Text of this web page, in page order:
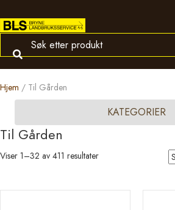
Hjem / Til Gården
KATEGORIER
Til Gården
Viser 1–32 av 411 resultaterSortert